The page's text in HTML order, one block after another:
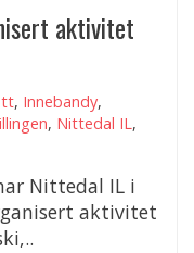
aktivitet
, Innebandy,
, Nittedal IL,
Nittedal IL i
aktivitet